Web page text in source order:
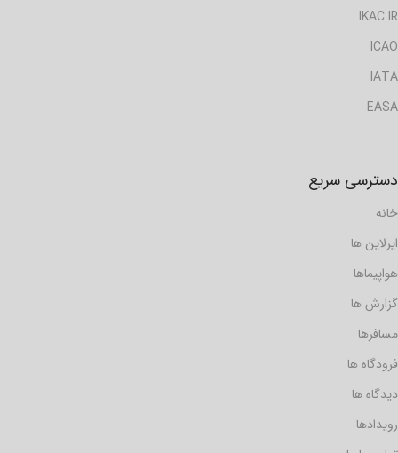
IKAC.IR
ICAO
IATA
EASA
دسترسی سریع
خانه
ایرلاین ها
هواپیماها
گزارش ها
مسافرها
فرودگاه ها
دیدگاه ها
رویدادها